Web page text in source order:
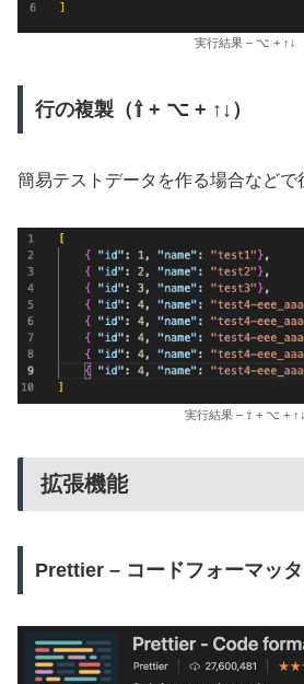
実行結果 – ⌥ + ↑↓
行の複製（⇧ + ⌥ + ↑↓）
簡易テストデータを作る場合などで
実行結果 – ⇧ + ⌥ + ↑↓
拡張機能
Prettier – コードフォーマッタ